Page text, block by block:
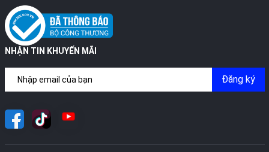
NHẬN TIN KHUYẾN MÃI
Đăng ký